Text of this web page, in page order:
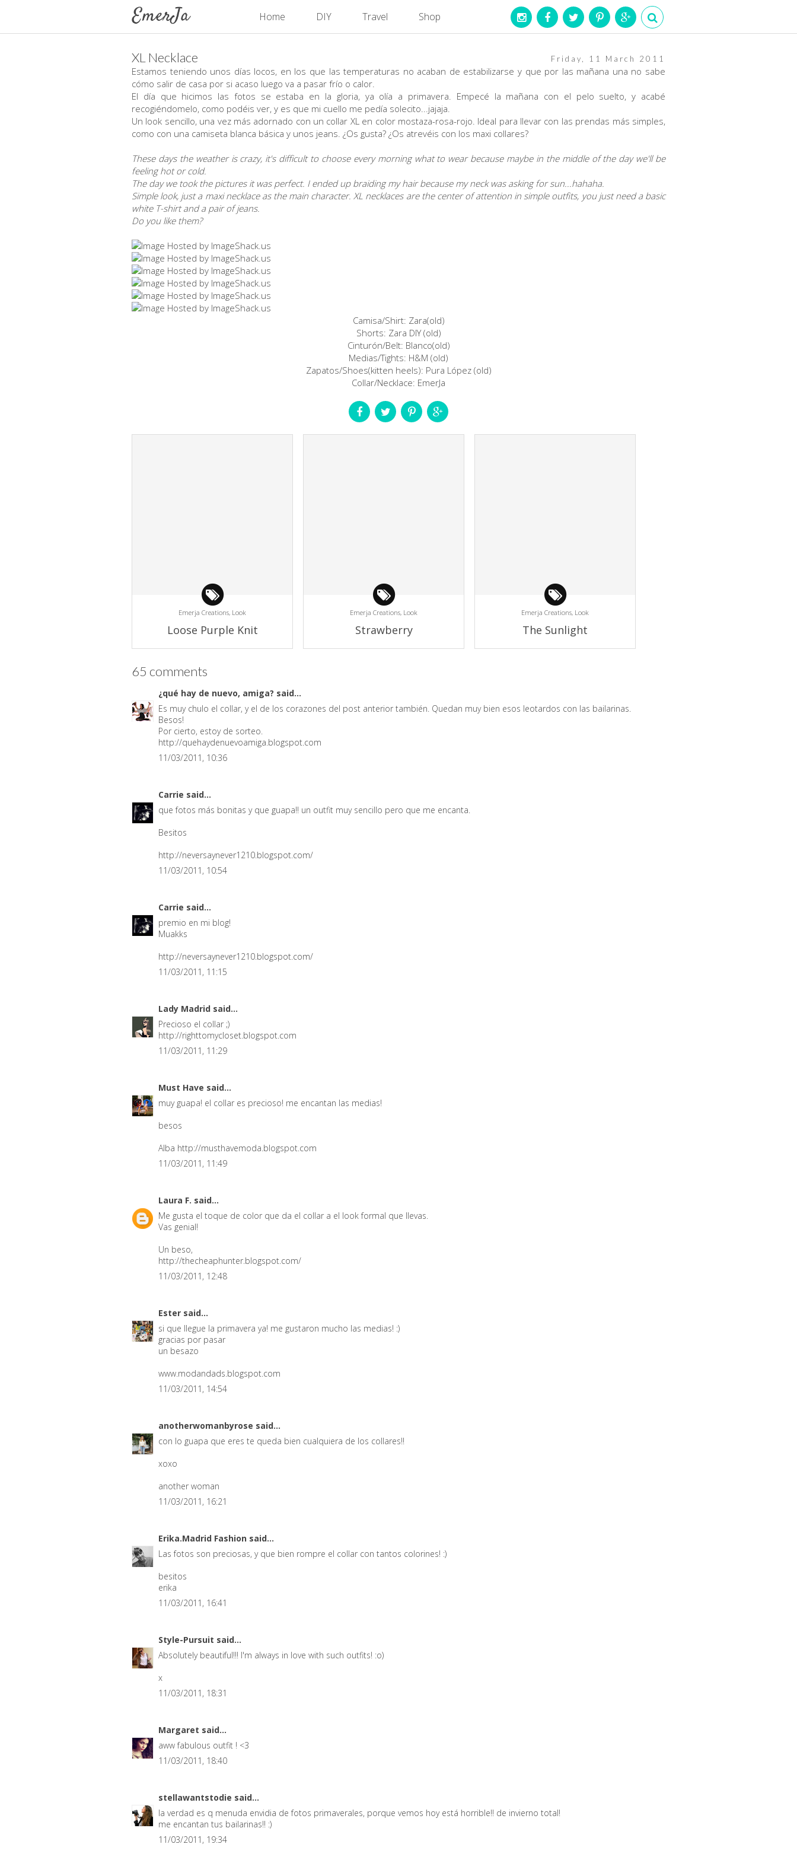
Home DIY Travel Shop
Friday, 11 March 2011
XL Necklace
Estamos teniendo unos días locos, en los que las temperaturas no acaban de estabilizarse y que por las mañana una no sabe
cómo salir de casa por si acaso luego va a pasar frío o calor.
El día que hicimos las fotos se estaba en la gloria, ya olía a primavera. Empecé la mañana con el pelo suelto, y acabé
recogiéndomelo, como podéis ver, y es que mi cuello me pedía solecito...jajaja.
Un look sencillo, una vez más adornado con un collar XL en color mostaza-rosa-rojo. Ideal para llevar con las prendas más simples,
como con una camiseta blanca básica y unos jeans. ¿Os gusta? ¿Os atrevéis con los maxi collares?
These days the weather is crazy, it's difficult to choose every morning what to wear because maybe in the middle of the day we'll be
feeling hot or cold.
The day we took the pictures it was perfect. I ended up braiding my hair because my neck was asking for sun...hahaha.
Simple look, just a maxi necklace as the main character. XL necklaces are the center of attention in simple outfits, you just need a basic
white T-shirt and a pair of jeans.
Do you like them?
Camisa/Shirt: Zara(old)
Shorts: Zara DIY (old)
Cinturón/Belt: Blanco(old)
Medias/Tights: H&M (old)
Zapatos/Shoes(kitten heels): Pura López (old)
Collar/Necklace: EmerJa
Emerja Creations, Look
Loose Purple Knit
Emerja Creations, Look
Strawberry
Emerja Creations, Look
The Sunlight
65 comments
¿qué hay de nuevo, amiga? said...
Es muy chulo el collar, y el de los corazones del post anterior también. Quedan muy bien esos leotardos con las bailarinas.
Besos!
Por cierto, estoy de sorteo.
http://quehaydenuevoamiga.blogspot.com
11/03/2011, 10:36
Carrie said...
que fotos más bonitas y que guapa!! un outfit muy sencillo pero que me encanta.
Besitos
http://neversaynever1210.blogspot.com/
11/03/2011, 10:54
Carrie said...
premio en mi blog!
Muakks
http://neversaynever1210.blogspot.com/
11/03/2011, 11:15
Lady Madrid said...
Precioso el collar ;)
http://righttomycloset.blogspot.com
11/03/2011, 11:29
Must Have said...
muy guapa! el collar es precioso! me encantan las medias!
besos
Alba http://musthavemoda.blogspot.com
11/03/2011, 11:49
Laura F. said...
Me gusta el toque de color que da el collar a el look formal que llevas.
Vas genial!
Un beso,
http://thecheaphunter.blogspot.com/
11/03/2011, 12:48
Ester said...
si que llegue la primavera ya! me gustaron mucho las medias! :)
gracias por pasar
un besazo
www.modandads.blogspot.com
11/03/2011, 14:54
anotherwomanbyrose said...
con lo guapa que eres te queda bien cualquiera de los collares!!
xoxo
another woman
11/03/2011, 16:21
Erika.Madrid Fashion said...
Las fotos son preciosas, y que bien rompre el collar con tantos colorines! :)
besitos
erika
11/03/2011, 16:41
Style-Pursuit said...
Absolutely beautiful!!! I'm always in love with such outfits! :o)
x
11/03/2011, 18:31
Margaret said...
aww fabulous outfit ! <3
11/03/2011, 18:40
stellawantstodie said...
la verdad es q menuda envidia de fotos primaverales, porque vemos hoy está horrible!! de invierno total!
me encantan tus bailarinas!! :)
11/03/2011, 19:34